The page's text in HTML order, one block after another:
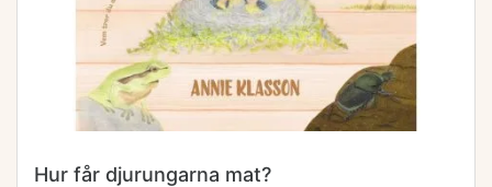
Hur får djurungarna mat?